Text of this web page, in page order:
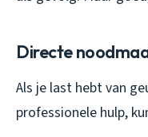
Directe
Als je last hebt van
professionele hulp,